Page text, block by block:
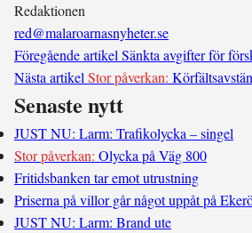
Redaktionen
red@malaroarnasnyheter.se
Föregående artikel Sänkta avgifter för
Nästa artikel Stor påverkan:
Senaste nytt
JUST NU: Larm: Trafikolycka – singel
Stor påverkan: Olycka på Väg 800
Fritidsbanken tar emot utrustning
Priserna på villor går något uppåt på
JUST NU: Larm: Brand ute